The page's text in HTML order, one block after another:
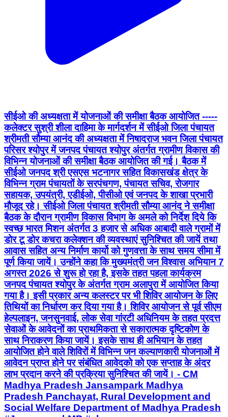
सीईओ की अध्यक्षता में योजनाओं की समीक्षा बैठक आयोजित -----
कलेक्टर सुश्री शीला दाहिमा के मार्गदर्शन में सीईओ जिला पंचायत
श्रीमती सौम्या आनंद की अध्यक्षता में निषादराज भवन जिला पंचायत
परिसर श्योपुर में जनपद पंचायत श्योपुर अंतर्गत ग्रामीण विकास की
विभिन्न योजनाओं की समीक्षा बैठक आयोजित की गई। बैठक में
सीईओ जनपद श्री एसएस भटनागर सहित विकासखंड क्षेत्र के
विभिन्न ग्राम पंचायतों के सरपंचगण, पंचायत सचिव, रोजगार
सहायक, उपयंत्री, एडीईओ, पीसीओ एवं जनपद के शाखा प्रभारी
मौजूद रहे। सीईओ जिला पंचायत श्रीमती सौम्या आनंद ने समीक्षा
बैठक के दौरान ग्रामीण विकास विभाग के अमले को निर्देश दिये कि
स्वच्छ भारत मिशन अंतर्गत 3 हजार से अधिक आबादी वाले ग्रामों में
डोर टू डोर कचरा कलेक्शन की व्यवस्थाएं सुनिश्चित की जायें तथा
आवास सहित अन्य निर्माण कार्यो को गुणवत्ता के साथ समय सीमा में
पूर्ण किया जायें। उन्होंने कहा कि मुख्यमंत्री जन विश्वास अभियान 7
अगस्त 2026 से शुरू हो रहा है, इसके तहत पहला कार्यक्रम
जनपद पंचायत श्योपुर के अंतर्गत ग्राम अलापुरा में आयोजित किया
गया है। इसी प्रकार अन्य कलस्टर पर भी शिविर आयोजन के लिए
तिथियों का निर्धारण कर दिया गया है। शिविर आयोजन से पूर्व सीएम
हेल्पलाइन, जनसुनवाई, लोक सेवा गांरटी अधिनियम के तहत प्रदत्त
सेवाओं के आवेदनों का प्राथमिकता से सकारात्मक दृष्टिकोण के
साथ निराकरण किया जायें। इसके साथ ही अभियान के तहत
आयोजित होने वाले शिविरों में विभिन्न जन कल्याणकारी योजनाओं में
आवेदन प्राप्त होने पर संबंधित आवेदको को एक सप्ताह के अंदर
लाभ प्रदान करने की प्रक्रिया सुनिश्चित की जायें। - CM
Madhya Pradesh Jansampark Madhya
Pradesh Panchayat, Rural Development and
Social Welfare Department of Madhya Pradesh